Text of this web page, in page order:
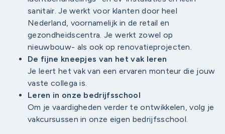
sanitair. Je werkt voor klanten door heel
Nederland, voornamelijk in de retail en
gezondheidscentra. Je werkt zowel op
nieuwbouw- als ook op renovatieprojecten.
De fijne kneepjes van het vak leren
Je leert het vak van een ervaren monteur die jouw
vaste collega is.
Leren in onze bedrijfsschool
Om je vaardigheden verder te ontwikkelen, volg je
vakcursussen in onze eigen bedrijfsschool.